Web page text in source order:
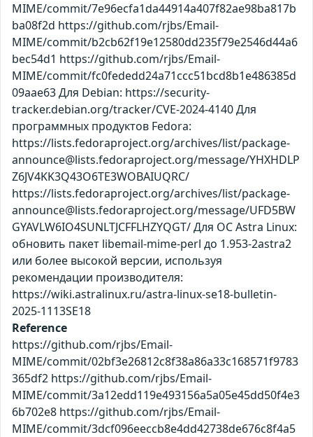
MIME/commit/7e96ecfa1da44914a407f82ae98ba817b
ba08f2d https://github.com/rjbs/Email-
MIME/commit/b2cb62f19e12580dd235f79e2546d44a6
bec54d1 https://github.com/rjbs/Email-
MIME/commit/fc0fededd24a71ccc51bcd8b1e486385d
09aae63 Для Debian: https://security-
tracker.debian.org/tracker/CVE-2024-4140 Для
программных продуктов Fedora:
https://lists.fedoraproject.org/archives/list/package-
announce@lists.fedoraproject.org/message/YHXHDLP
Z6JV4KK3Q43O6TE3WOBAIUQRC/
https://lists.fedoraproject.org/archives/list/package-
announce@lists.fedoraproject.org/message/UFD5BW
GYAVLW6IO4SUNLTJCFFLHZYQGT/ Для ОС Astra Linux:
обновить пакет libemail-mime-perl до 1.953-2astra2
или более высокой версии, используя
рекомендации производителя:
https://wiki.astralinux.ru/astra-linux-se18-bulletin-
2025-1113SE18
Reference
https://github.com/rjbs/Email-
MIME/commit/02bf3e26812c8f38a86a33c168571f9783
365df2 https://github.com/rjbs/Email-
MIME/commit/3a12edd119e493156a5a05e45dd50f4e3
6b702e8 https://github.com/rjbs/Email-
MIME/commit/3dcf096eeccb8e4dd42738de676c8f4a5